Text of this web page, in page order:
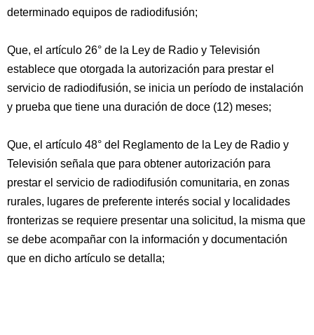
determinado equipos de radiodifusión;
Que, el artículo 26° de la Ley de Radio y Televisión
establece que otorgada la autorización para prestar el
servicio de radiodifusión, se inicia un período de instalación
y prueba que tiene una duración de doce (12) meses;
Que, el artículo 48° del Reglamento de la Ley de Radio y
Televisión señala que para obtener autorización para
prestar el servicio de radiodifusión comunitaria, en zonas
rurales, lugares de preferente interés social y localidades
fronterizas se requiere presentar una solicitud, la misma que
se debe acompañar con la información y documentación
que en dicho artículo se detalla;